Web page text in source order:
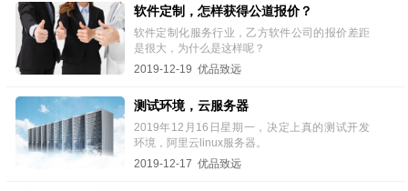
软件定制，怎样获得公道报价？
软件定制化服务行业，乙方软件公司的报价差距
是很大，为什么是这样呢？
2019-12-19 优品致远
测试环境，云服务器
2019年12月16日星期一，决定上真的测试开发
环境，阿里云linux服务器。
2019-12-17 优品致远